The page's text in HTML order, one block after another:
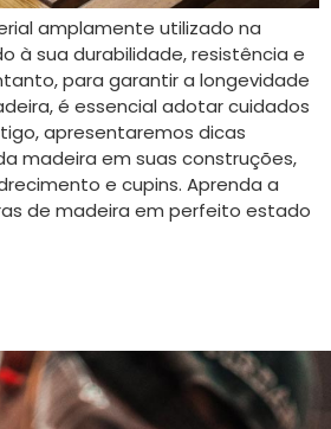
amplamente utilizado na
à sua durabilidade, resistência e
para garantir a longevidade
é essencial adotar cuidados
apresentaremos dicas
madeira em suas construções,
e cupins. Aprenda a
de madeira em perfeito estado